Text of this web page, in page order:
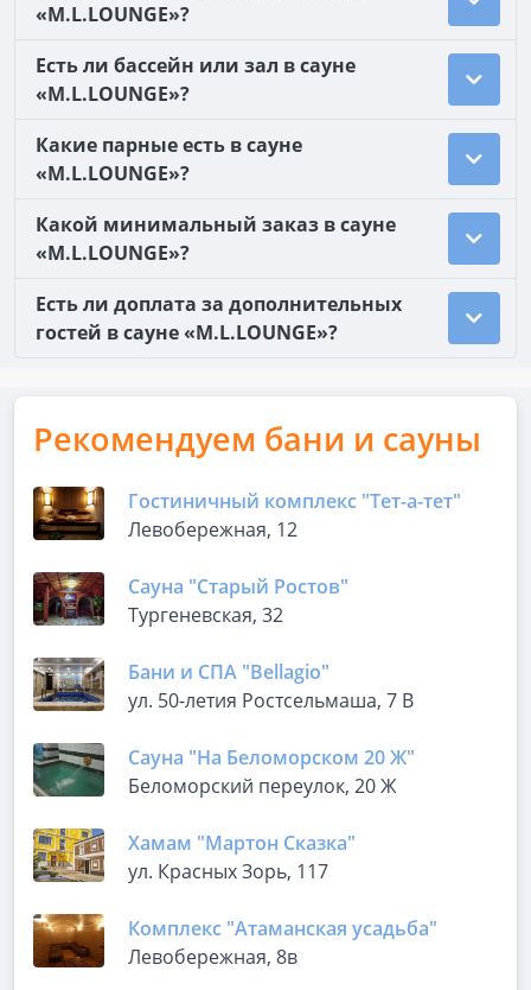
«M.L.LOUNGE»?
Есть ли бассейн или зал в сауне
«M.L.LOUNGE»?
Какие парные есть в сауне
«M.L.LOUNGE»?
Какой минимальный заказ в сауне
«M.L.LOUNGE»?
Есть ли доплата за дополнительных
гостей в сауне «M.L.LOUNGE»?
Рекомендуем бани и сауны
Гостиничный комплекс "Тет-а-тет"
Левобережная, 12
Сауна "Старый Ростов"
Тургеневская, 32
Бани и СПА "Bellagio"
ул. 50-летия Ростсельмаша, 7 В
Сауна "На Беломорском 20 Ж"
Беломорский переулок, 20 Ж
Хамам "Мартон Сказка"
ул. Красных Зорь, 117
Комплекс "Атаманская усадьба"
Левобережная, 8в